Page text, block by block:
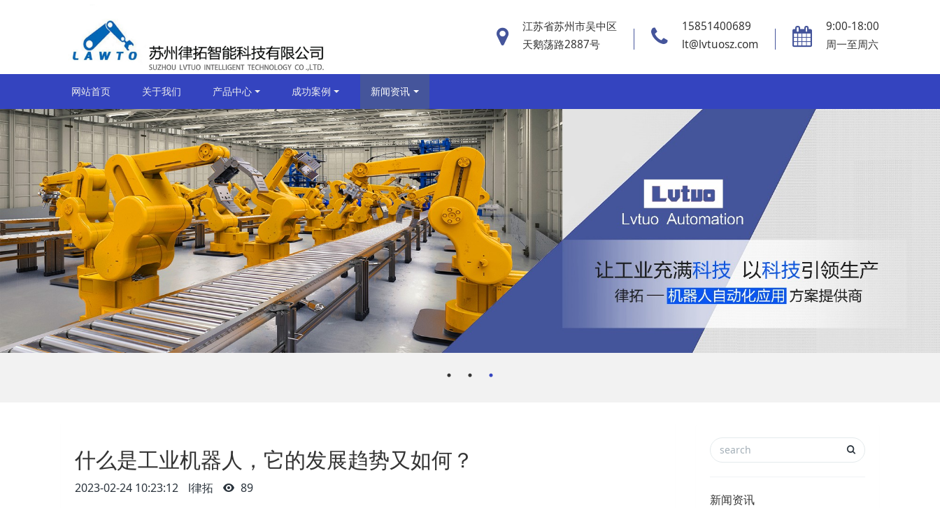
江苏省苏州市吴中区
天鹅荡路2887号
15851400689
lt@lvtuosz.com
9:00-18:00
周一至周六
网站首页 关于我们 产品中心 成功案例 新闻资讯
什么是工业机器人，它的发展趋势又如何？
2023-02-24 10:23:12 l律拓 89
新闻资讯